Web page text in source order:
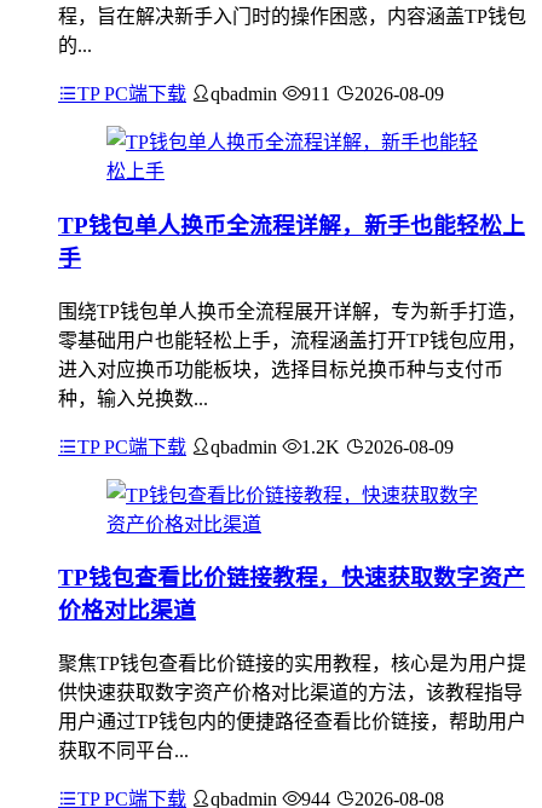
程，旨在解决新手入门时的操作困惑，内容涵盖TP钱包
的...
TP PC端下载 qbadmin 911 2026-08-09
TP钱包单人换币全流程详解，新手也能轻松上
手
围绕TP钱包单人换币全流程展开详解，专为新手打造，
零基础用户也能轻松上手，流程涵盖打开TP钱包应用，
进入对应换币功能板块，选择目标兑换币种与支付币
种，输入兑换数...
TP PC端下载 qbadmin 1.2K 2026-08-09
TP钱包查看比价链接教程，快速获取数字资产
价格对比渠道
聚焦TP钱包查看比价链接的实用教程，核心是为用户提
供快速获取数字资产价格对比渠道的方法，该教程指导
用户通过TP钱包内的便捷路径查看比价链接，帮助用户
获取不同平台...
TP PC端下载 qbadmin 944 2026-08-08